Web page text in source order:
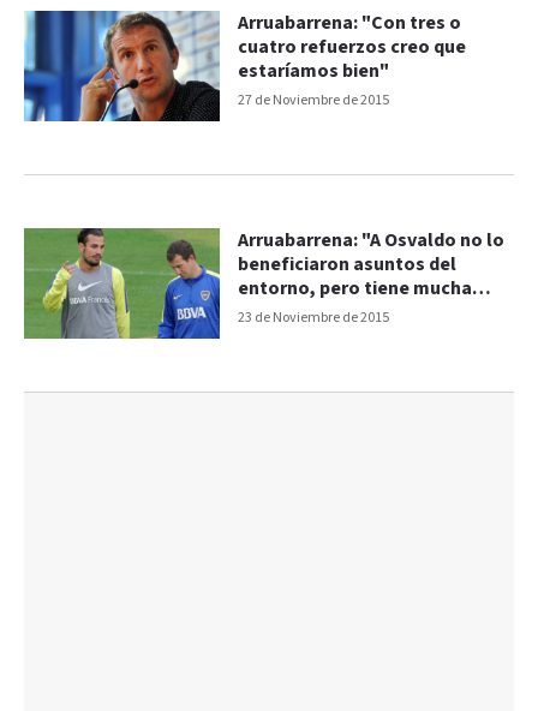
27 de Noviembre de 2015
Arruabarrena: "Con tres o
cuatro refuerzos creo que
estaríamos bien"
23 de Noviembre de 2015
Arruabarrena: "A Osvaldo no lo
beneficiaron asuntos del
entorno, pero tiene mucha
jerarquía"